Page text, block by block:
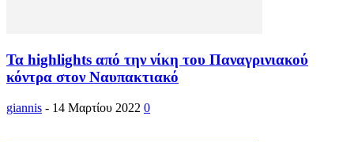
Τα highlights από την νίκη του Παναγρινιακού
κόντρα στον Ναυπακτιακό
giannis - 14 Μαρτίου 2022 0